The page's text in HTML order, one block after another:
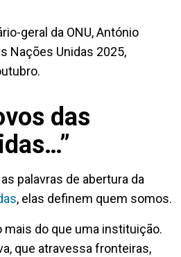
geral da ONU, António
Nações Unidas 2025,
das
palavras de abertura da
, elas definem quem somos.
mais do que uma instituição.
que atravessa fronteiras,